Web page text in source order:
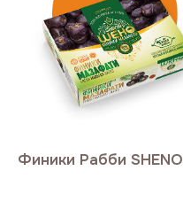
Финики Рабби SHENO